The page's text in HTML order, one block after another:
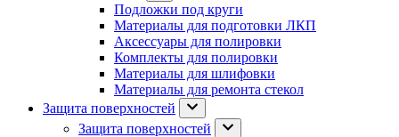
Подложки под круги
Материалы для подготовки ЛКП
Аксессуары для полировки
Комплекты для полировки
Материалы для шлифовки
Материалы для ремонта стекол
Защита поверхностей
Защита поверхностей